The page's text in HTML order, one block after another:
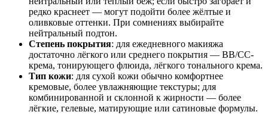
редко краснеет — могут подойти более жёлтые и
оливковые оттенки. При сомнениях выбирайте
нейтральный подтон.
Степень покрытия: для ежедневного макияжа
достаточно лёгкого или среднего покрытия — ВВ/СС-
крема, тонирующего флюида, лёгкого тонального крема.
Тип кожи: для сухой кожи обычно комфортнее
кремовые, более увлажняющие текстуры; для
комбинированной и склонной к жирности — более
лёгкие, гелевые, матирующие или сатиновые формулы.